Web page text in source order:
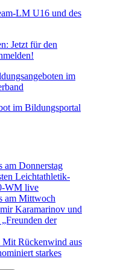
LM U16 und des
Jetzt für den
im
im Bildungsportal
am Donnerstag
Leichtathletik-
WM live
am Mittwoch
Karamarinov und
der
Mit Rückenwind aus
starkes